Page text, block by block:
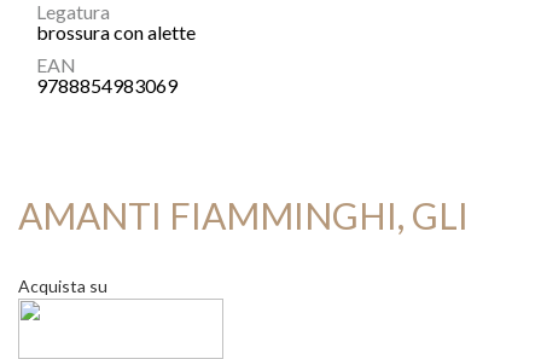
Legatura
brossura con alette
EAN
9788854983069
AMANTI FIAMMINGHI, GLI
Acquista su